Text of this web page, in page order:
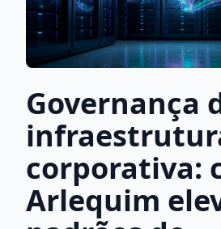
Governança
corporativa:
Arlequim